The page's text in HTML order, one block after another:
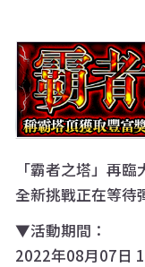
「霸者之塔」再臨
全新挑戰正在等待
▼活動期間：
2022年08月07日